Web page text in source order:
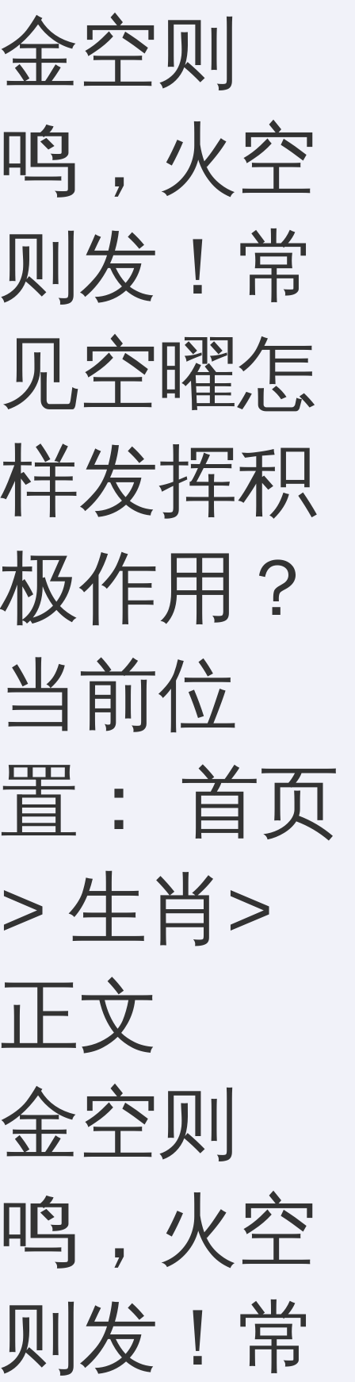
金空则
鸣，火空
则发！常
见空曜怎
样发挥积
极作用？
当前位
置： 首页
> 生肖>
正文
金空则
鸣，火空
则发！常